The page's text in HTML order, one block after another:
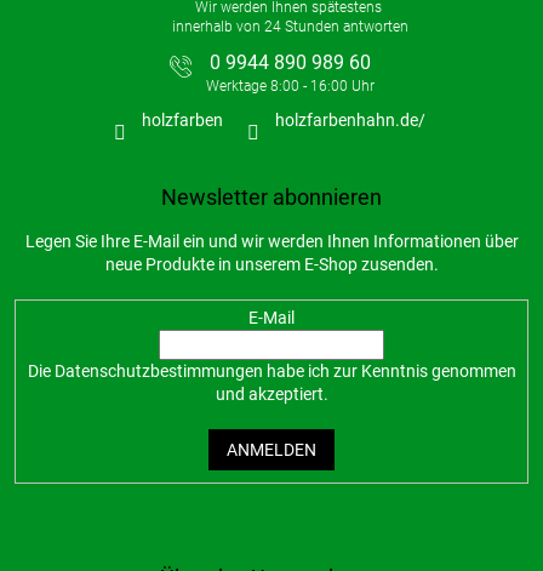
0 9944 890 989 60
holzfarben holzfarbenhahn.de/
Newsletter abonnieren
Legen Sie Ihre E-Mail ein und wir werden Ihnen Informationen über
neue Produkte in unserem E-Shop zusenden.
E-Mail
Die Datenschutzbestimmungen habe ich zur Kenntnis genommen
und akzeptiert.
ANMELDEN